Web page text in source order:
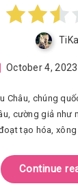
October 4, 2023
Châu, chúng
cường giả như
tạo hóa, xông
Continue